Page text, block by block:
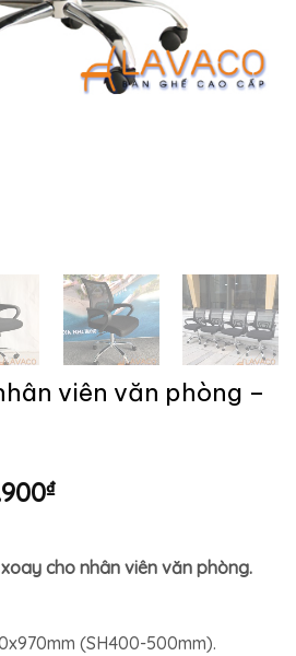
viên văn phòng –
₫Giá
là:
cho nhân viên văn phòng.
(SH400-500mm).